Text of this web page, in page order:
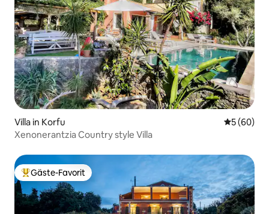
Villa in Korfu
5 (60)
Xenonerantzia Country style Villa
Beliebter Gäste-Favorit.
Gäste-Favorit